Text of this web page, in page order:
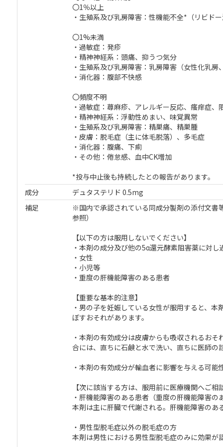
〇1％以上
・生殖系及び乳房障害：性機能不全*（リビド
〇1%未満
・過敏症：発疹
・精神神経系：頭痛、抑うつ気分
・生殖系及び乳房障害：乳房障害（女性化乳
・消化器：腹部不快感
〇頻度不明
・過敏症：蕁麻疹、アレルギー反応、瘙痒症、
・精神神経系：浮動性めまい、味覚異常
・生殖系及び乳房障害：精巣痛、精巣腫
・皮膚：脱毛症（主に体毛脱落）、多毛症
・消化器：腹痛、下痢
・その他：倦怠感、血中CK増加
*投与中止後も持続したとの報告があります。
成分
デュタステリド 0.5mg
補足
※国内で承認されている同成分製剤の添付文書
参照）
【以下の方は服用しないでください】
・本剤の成分及び他の5α還元酵素阻害薬に対
・女性
・小児等
・重度の肝機能障害のある患者
【重要な基本的注意】
・男の子を妊娠している女性が服用すると、
ぼすおそれがあります。
・本剤の有効成分は皮膚からも吸収されるお
合には、直ちに石鹸と水で洗い、直ちに医師の
・本剤の有効成分が輸血者に影響を与える可
【次に該当する方は、服用前に医療機関へご相
・肝機能障害のある患者（重度の肝機能障害の
本剤は主に肝臓で代謝される。肝機能障害の
・男性型脱毛症以外の脱毛症の方
本剤は男性における男性型脱毛症のみに効果